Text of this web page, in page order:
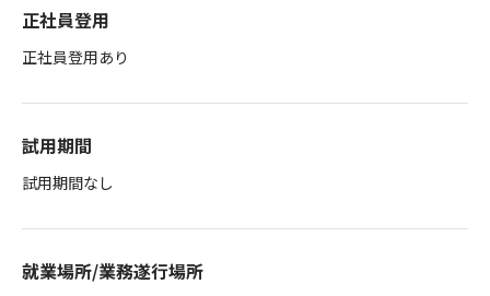
正社員登用
正社員登用あり
試用期間
試用期間なし
就業場所/業務遂行場所